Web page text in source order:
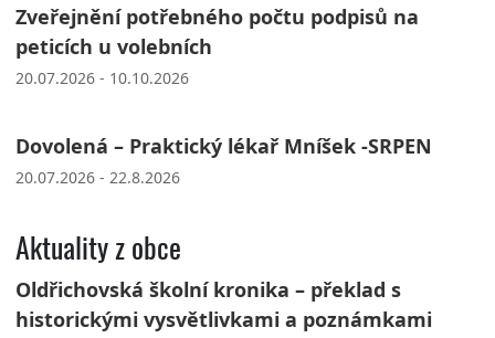
Zveřejnění potřebného počtu podpisů na
peticích u volebních
20.07.2026 - 10.10.2026
Dovolená – Praktický lékař Mníšek -SRPEN
20.07.2026 - 22.8.2026
Aktuality z obce
Oldřichovská školní kronika – překlad s
historickými vysvětlivkami a poznámkami